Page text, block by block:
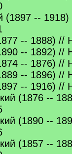
(1897 --
-- 1888)
-- 1892)
-- 1876)
-- 1896)
-- 1916)
(1876 --
(1890 --
(1857 --